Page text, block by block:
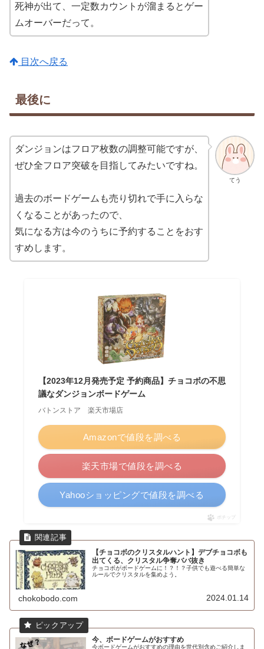
死神が出て、一定数カウントが溜まるとゲー
ムオーバーだって。
目次へ戻る
最後に
てう
ダンジョンはフロア枚数の調整可能ですが、
ぜひ全フロア突破を目指してみたいですね。
過去のボードゲームも売り切れで手に入らな
くなることがあったので、
気になる方は今のうちに予約することをおす
すめします。
【2023年12月発売予定 予約商品】チョコボの不思
議なダンジョンボードゲーム
バトンストア 楽天市場店
Amazonで値段を調べる
楽天市場で値段を調べる
Yahooショッピングで値段を調べる
ポチップ
【チョコボのクリスタルハント】デブチョコボも
出てくる、クリスタル争奪ババ抜き
チョコボがボードゲームに！？！？子供でも遊べる簡単な
ルールでクリスタルを集めよう。
chokobodo.com 2024.01.14
今、ボードゲームがおすすめ
今ボードゲームがおすすめの理由を世代別含めご紹介しま